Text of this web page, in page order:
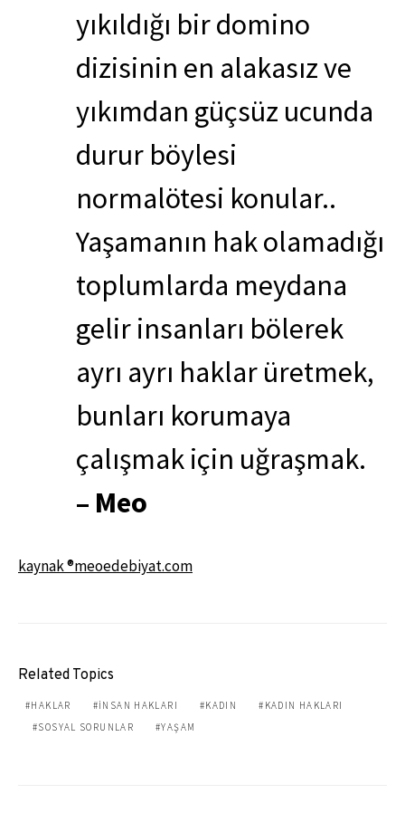
yıkıldığı bir domino
dizisinin en alakasız ve
yıkımdan güçsüz ucunda
durur böylesi
normalötesi konular..
Yaşamanın hak olamadığı
toplumlarda meydana
gelir insanları bölerek
ayrı ayrı haklar üretmek,
bunları korumaya
çalışmak için uğraşmak.
– Meo
kaynak ®meoedebiyat.com
Related Topics
HAKLAR INSAN HAKLARI KADIN
KADIN HAKLARI
SOSYAL SORUNLAR
YAŞAM